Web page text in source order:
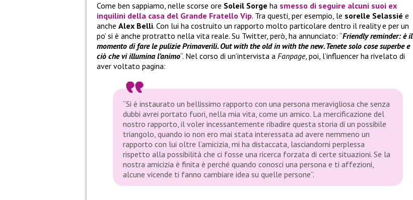
Come ben sappiamo, nelle scorse ore Soleil Sorge ha smesso di seguire alcuni suoi ex
inquilini della casa del Grande Fratello Vip. Tra questi, per esempio, le sorelle Selassié e
anche Alex Belli. Con lui ha costruito un rapporto molto particolare dentro il reality e per un
po’ si è anche protratto nella vita reale. Su Twitter, però, ha annunciato: “Friendly reminder: è il
momento di fare le pulizie Primaverili. Out with the old in with the new. Tenete solo cose superbe e
ciò che vi illumina l’animo“. Nel corso di un’intervista a Fanpage, poi, l’influencer ha rivelato di
aver voltato pagina:
“Si è instaurato un bellissimo rapporto con una persona meravigliosa che senza
dubbi avrei portato fuori, nella mia vita, come un amico. La mercificazione del
nostro rapporto, il voler incessantemente ribadire questa storia di un possibile
triangolo, quando io non ero mai stata interessata ad avere nemmeno un
rapporto con lui oltre l’amicizia, mi ha distaccata, lasciandomi perplessa
rispetto alla possibilità che ci fosse una ricerca forzata di certe situazioni. Se la
nostra amicizia è finita è perché quando conosci una persona e ti affezioni,
alcune vicende ti fanno cambiare idea su quelle persone”.